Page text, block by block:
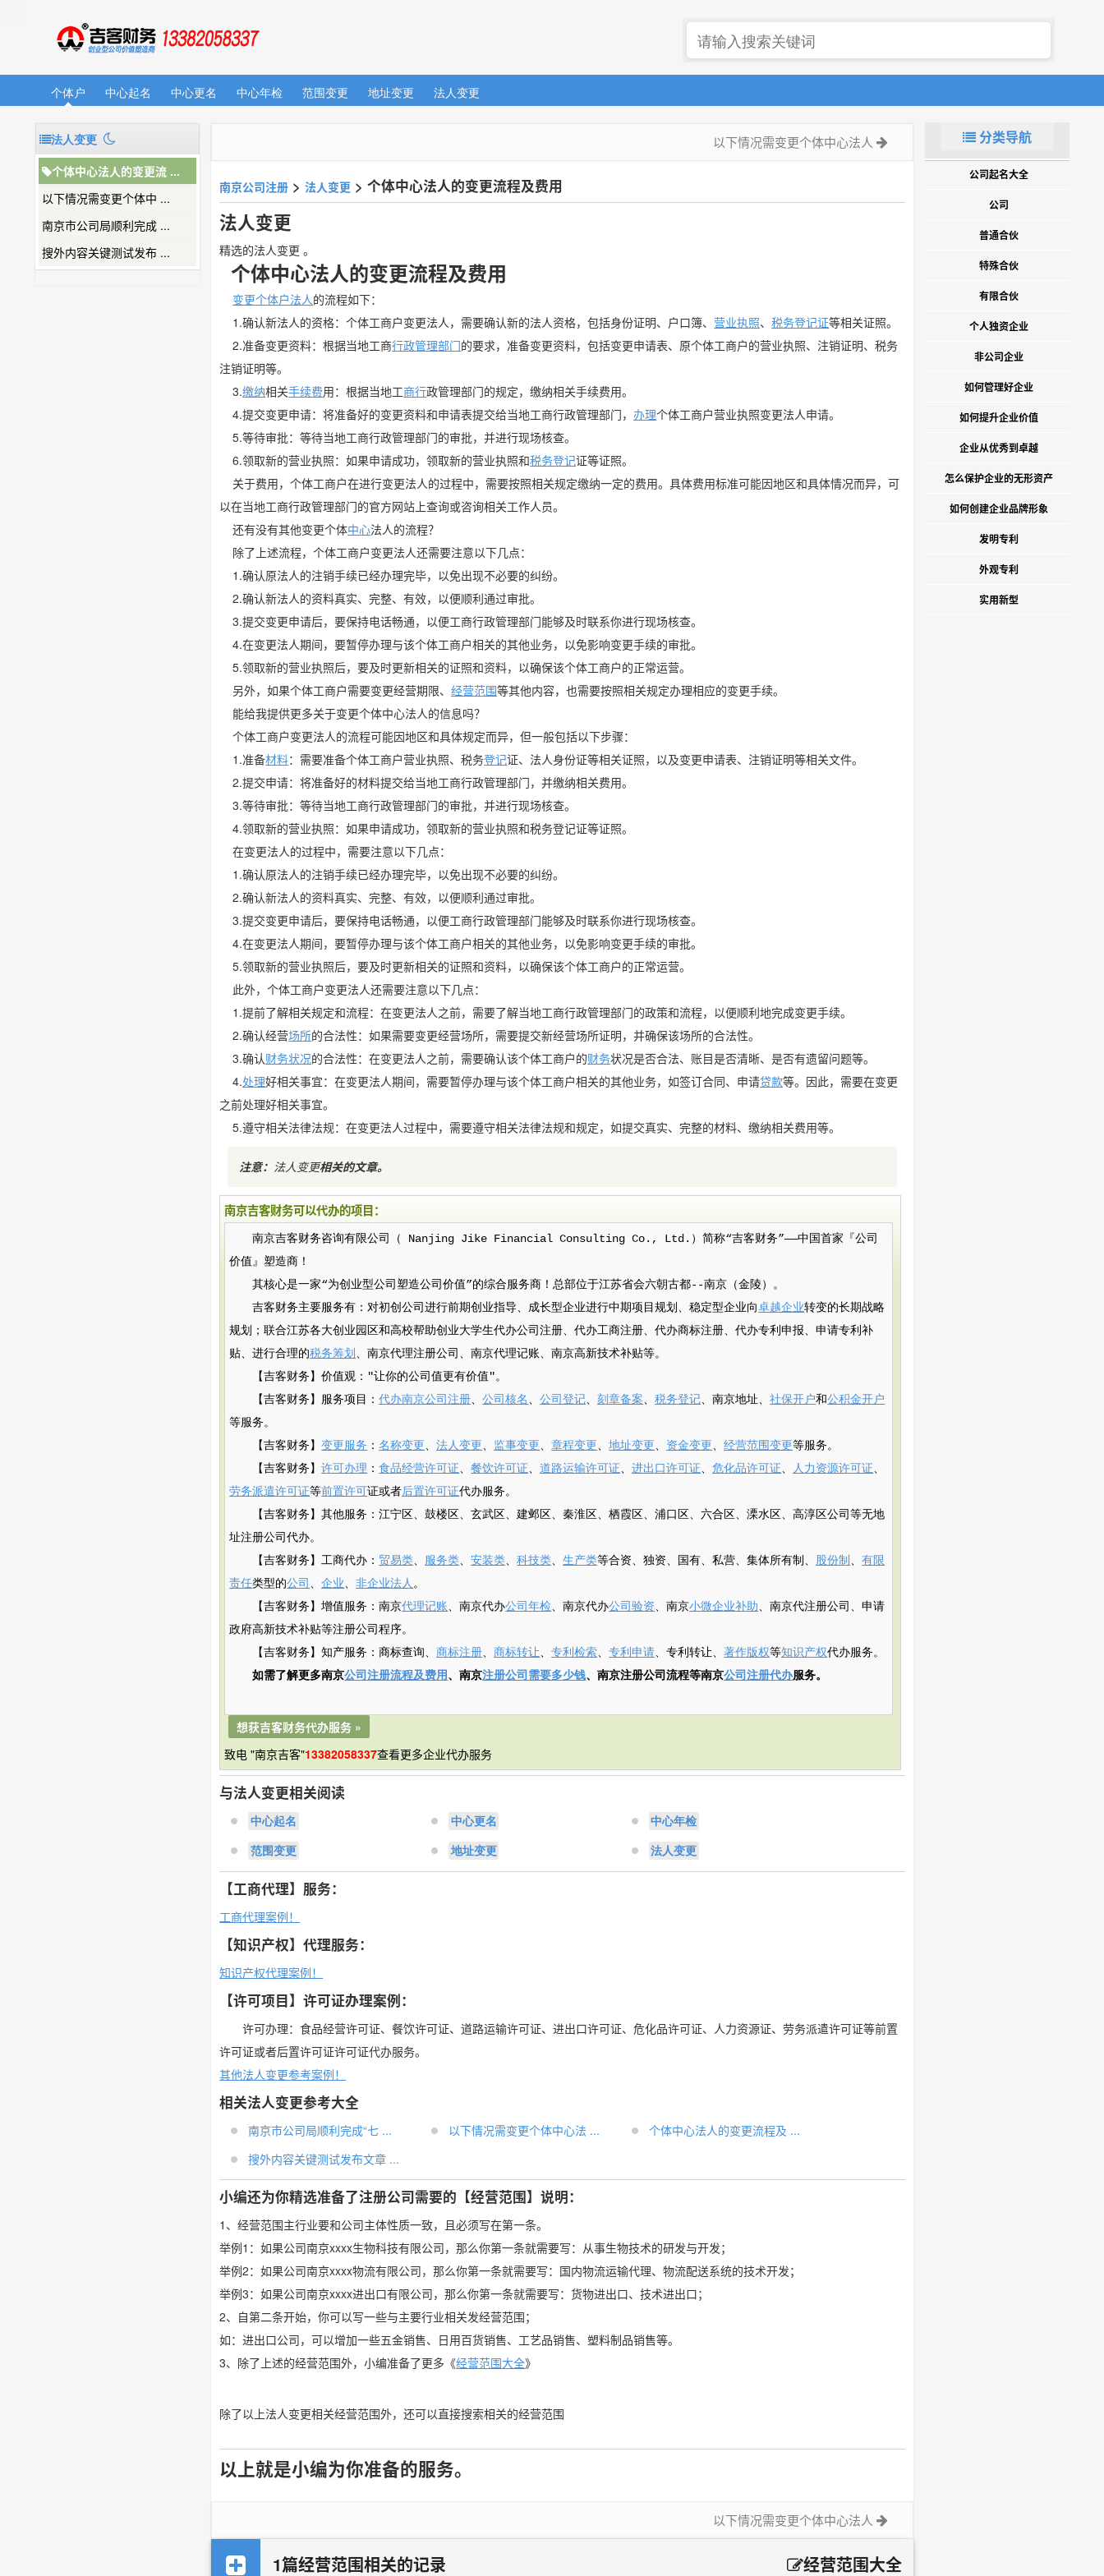
个体户 中心起名 中心更名 中心年检 范围变更 地址变更 法人变更
法人变更
个体中心法人的变更流 ...
以下情况需变更个体中 ...
南京市公司局顺利完成 ...
搜外内容关键测试发布 ...
以下情况需变更个体中心法人
南京公司注册 > 法人变更 > 个体中心法人的变更流程及费用
法人变更
精选的法人变更 。
个体中心法人的变更流程及费用
变更个体户法人的流程如下：
1.确认新法人的资格：个体工商户变更法人，需要确认新的法人资格，包括身份证明、户口簿、营业执照、税务登记证等相关证照。
2.准备变更资料：根据当地工商行政管理部门的要求，准备变更资料，包括变更申请表、原个体工商户的营业执照、注销证明、税务
注销证明等。
3.缴纳相关手续费用：根据当地工商行政管理部门的规定，缴纳相关手续费用。
4.提交变更申请：将准备好的变更资料和申请表提交给当地工商行政管理部门，办理个体工商户营业执照变更法人申请。
5.等待审批：等待当地工商行政管理部门的审批，并进行现场核查。
6.领取新的营业执照：如果申请成功，领取新的营业执照和税务登记证等证照。
关于费用，个体工商户在进行变更法人的过程中，需要按照相关规定缴纳一定的费用。具体费用标准可能因地区和具体情况而异，可
以在当地工商行政管理部门的官方网站上查询或咨询相关工作人员。
还有没有其他变更个体中心法人的流程？
除了上述流程，个体工商户变更法人还需要注意以下几点：
1.确认原法人的注销手续已经办理完毕，以免出现不必要的纠纷。
2.确认新法人的资料真实、完整、有效，以便顺利通过审批。
3.提交变更申请后，要保持电话畅通，以便工商行政管理部门能够及时联系你进行现场核查。
4.在变更法人期间，要暂停办理与该个体工商户相关的其他业务，以免影响变更手续的审批。
5.领取新的营业执照后，要及时更新相关的证照和资料，以确保该个体工商户的正常运营。
另外，如果个体工商户需要变更经营期限、经营范围等其他内容，也需要按照相关规定办理相应的变更手续。
能给我提供更多关于变更个体中心法人的信息吗？
个体工商户变更法人的流程可能因地区和具体规定而异，但一般包括以下步骤：
1.准备材料：需要准备个体工商户营业执照、税务登记证、法人身份证等相关证照，以及变更申请表、注销证明等相关文件。
2.提交申请：将准备好的材料提交给当地工商行政管理部门，并缴纳相关费用。
3.等待审批：等待当地工商行政管理部门的审批，并进行现场核查。
4.领取新的营业执照：如果申请成功，领取新的营业执照和税务登记证等证照。
在变更法人的过程中，需要注意以下几点：
1.确认原法人的注销手续已经办理完毕，以免出现不必要的纠纷。
2.确认新法人的资料真实、完整、有效，以便顺利通过审批。
3.提交变更申请后，要保持电话畅通，以便工商行政管理部门能够及时联系你进行现场核查。
4.在变更法人期间，要暂停办理与该个体工商户相关的其他业务，以免影响变更手续的审批。
5.领取新的营业执照后，要及时更新相关的证照和资料，以确保该个体工商户的正常运营。
此外，个体工商户变更法人还需要注意以下几点：
1.提前了解相关规定和流程：在变更法人之前，需要了解当地工商行政管理部门的政策和流程，以便顺利地完成变更手续。
2.确认经营场所的合法性：如果需要变更经营场所，需要提交新经营场所证明，并确保该场所的合法性。
3.确认财务状况的合法性：在变更法人之前，需要确认该个体工商户的财务状况是否合法、账目是否清晰、是否有遗留问题等。
4.处理好相关事宜：在变更法人期间，需要暂停办理与该个体工商户相关的其他业务，如签订合同、申请贷款等。因此，需要在变更
之前处理好相关事宜。
5.遵守相关法律法规：在变更法人过程中，需要遵守相关法律法规和规定，如提交真实、完整的材料、缴纳相关费用等。
注意： 法人变更相关的文章。
南京吉客财务可以代办的项目：
南京吉客财务咨询有限公司（ Nanjing Jike Financial Consulting Co., Ltd.）简称“吉客财务”——中国首家『公司
价值』塑造商！
其核心是一家“为创业型公司塑造公司价值”的综合服务商！总部位于江苏省会六朝古都--南京（金陵）。
吉客财务主要服务有：对初创公司进行前期创业指导、成长型企业进行中期项目规划、稳定型企业向卓越企业转变的长期战略
规划；联合江苏各大创业园区和高校帮助创业大学生代办公司注册、代办工商注册、代办商标注册、代办专利申报、申请专利补
贴、进行合理的税务筹划 、南京代理注册公司、南京代理记账、南京高新技术补贴等。
【吉客财务】价值观："让你的公司值更有价值"。
【吉客财务】服务项目：代办南京公司注册、公司核名、公司登记、刻章备案、税务登记、南京地址、社保开户和公积金开户
等服务。
【吉客财务】变更服务 ：名称变更、法人变更、 监事变更、章程变更、地址变更、 资金变更、经营范围变更等服务。
【吉客财务】许可办理 ：食品经营许可证、餐饮许可证、道路运输许可证、进出口许可证、危化品许可证、 人力资源许可证、
劳务派遣许可证等前置许可证或者后置许可证代办服务。
【吉客财务】其他服务：江宁区、鼓楼区、玄武区、建邺区、秦淮区、栖霞区、浦口区、六合区、溧水区、高淳区公司等无地
址注册公司代办。
【吉客财务】工商代办： 贸易类、 服务类、安装类、科技类、生产类等合资、独资、国有、私营、集体所有制、 股份制 、有限
责任类型的公司 、企业、非企业法人。
【吉客财务】增值服务：南京代理记账、南京代办公司年检、南京代办公司验资、南京小微企业补助、南京代注册公司、申请
政府高新技术补贴等注册公司程序。
【吉客财务】知产服务：商标查询、商标注册、商标转让、专利检索、专利申请、专利转让、著作版权等知识产权代办服务。
如需了解更多南京公司注册流程及费用、南京注册公司需要多少钱、南京注册公司流程等南京公司注册代办服务。
想获吉客财务代办服务 »
致电 "南京吉客"13382058337查看更多企业代办服务
与法人变更相关阅读
中心起名 中心更名 中心年检
范围变更 地址变更 法人变更
【工商代理】服务：
工商代理案例！
【知识产权】代理服务：
知识产权代理案例！
【许可项目】许可证办理案例：
许可办理：食品经营许可证、餐饮许可证、道路运输许可证、进出口许可证、危化品许可证、人力资源证、劳务派遣许可证等前置
许可证或者后置许可证许可证代办服务。
其他法人变更参考案例！
相关法人变更参考大全
南京市公司局顺利完成“七 ... 以下情况需变更个体中心法 ...
个体中心法人的变更流程及 ...
搜外内容关键测试发布文章 ...
小编还为你精选准备了注册公司需要的【经营范围】说明：
1、经营范围主行业要和公司主体性质一致，且必须写在第一条。
举例1：如果公司南京xxxx生物科技有限公司，那么你第一条就需要写：从事生物技术的研发与开发；
举例2：如果公司南京xxxx物流有限公司，那么你第一条就需要写：国内物流运输代理、物流配送系统的技术开发；
举例3：如果公司南京xxxx进出口有限公司，那么你第一条就需要写：货物进出口、技术进出口；
2、自第二条开始，你可以写一些与主要行业相关发经营范围；
如：进出口公司，可以增加一些五金销售、日用百货销售、工艺品销售、塑料制品销售等。
3、除了上述的经营范围外，小编准备了更多《经营范围大全》
除了以上法人变更相关经营范围外，还可以直接搜索相关的经营范围
以上就是小编为你准备的服务。
以下情况需变更个体中心法人
1篇经营范围相关的记录 经营范围大全
分类导航
公司起名大全
公司
普通合伙
特殊合伙
有限合伙
个人独资企业
非公司企业
如何管理好企业
如何提升企业价值
企业从优秀到卓越
怎么保护企业的无形资产
如何创建企业品牌形象
发明专利
外观专利
实用新型